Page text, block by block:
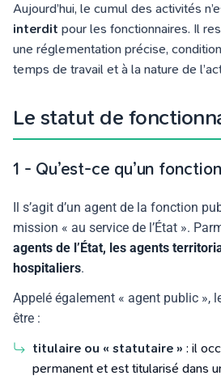
Aujourd’hui, le cumul des activités
interdit pour les fonctionnaires. Il
une réglementation précise,
temps de travail et à la nature de
Le statut de
1 - Qu’est-ce qu’un
Il s’agit d’un agent de la fonction
mission « au service de l’État ».
agents de l’État, les agents
hospitaliers.
Appelé également « agent public »,
être :
titulaire ou « statutaire » : il
permanent et est titularisé dans